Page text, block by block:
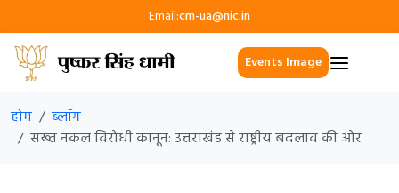
Email:cm-ua@nic.in
Events Image
होम
ब्लॉग
सख्त नकल विरोधी कानून: उत्तराखंड से राष्ट्रीय बदलाव की ओर